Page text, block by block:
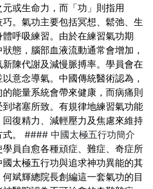
或生命力，而「功」則指用
巧。氣功主要包括冥想、鬆弛、生
呼吸練習。由於在練習氣功期
態，腦部血液流動通常會增加，
陳代謝及減慢脈搏率。學員會在
意念導氣。中國傳統醫術認為，
能量系統會帶來健康，而病痛則
堵塞所致。有規律地練習氣功能
復精力、減輕壓力及焦慮來維持
。
#### 中國太極五行功簡介
員自愈各種頑症、難症、奇症所
太極五行功與追求神功異能的其
斌輝總院長創編這一套氣功的目